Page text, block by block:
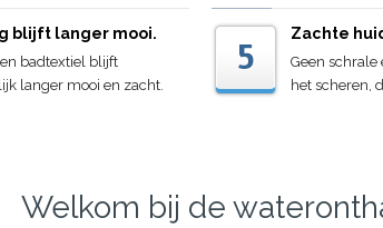
blijft langer mooi.
badtextiel blijft
langer mooi en zacht.
5
Zachte
Geen
het scheren,
Welkom bij de